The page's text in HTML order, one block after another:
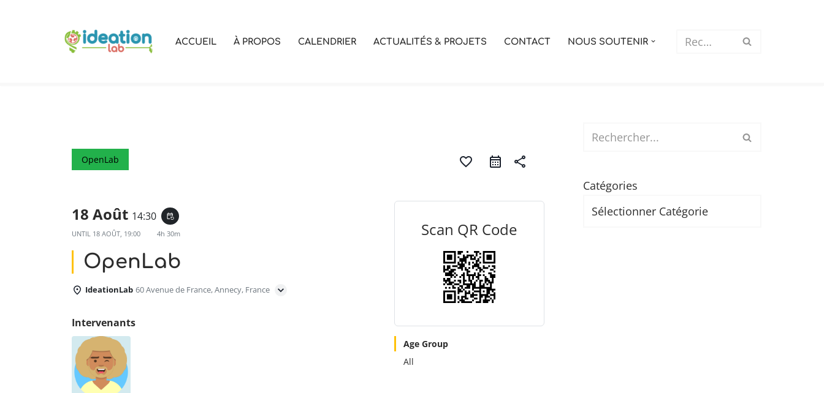
ACCUEIL À PROPOS CALENDRIER ACTUALITÉS & PROJETS CONTACT NOUS SOUTENIR
OpenLab favorite_border share
18 Août 14:30 event_repeat
UNTIL 18 AOÛT, 19:00 4h 30m
OpenLab
IdeationLab 60 Avenue de France, Annecy, France
Intervenants
Scan QR Code
Age Group
All
Catégories